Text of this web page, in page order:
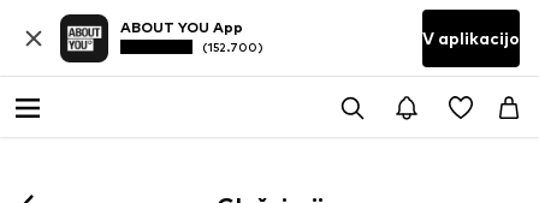
ABOUT YOU App
(152.700) V aplikacijo